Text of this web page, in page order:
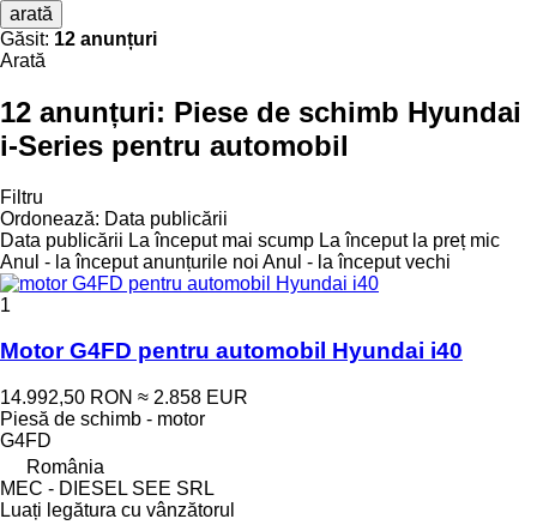
arată
Găsit: 12 anunțuri
Arată
12 anunțuri: Piese de schimb Hyundai
i-Series pentru automobil
Filtru
Ordonează: Data publicării
Data publicării La început mai scump La început la preț mic
Anul - la început anunțurile noi Anul - la început vechi
1
Motor G4FD pentru automobil Hyundai i40
14.992,50 RON ≈ 2.858 EUR
Piesă de schimb - motor
G4FD
România
MEC - DIESEL SEE SRL
Luați legătura cu vânzătorul